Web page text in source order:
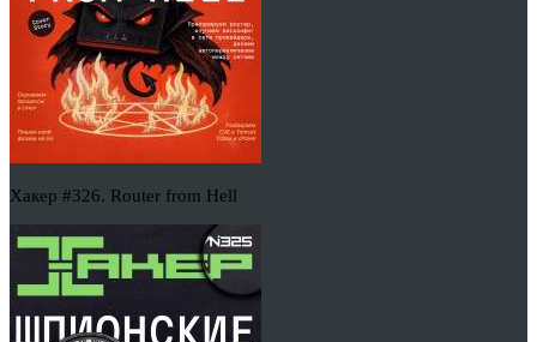
Хакер #326. Router from Hell